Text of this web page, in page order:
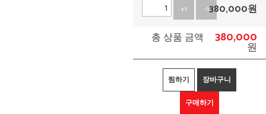
+1
-1380,000원
총 상품 금액
380,000
원
찜하기 장바구니
구매하기